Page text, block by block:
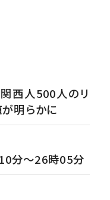
西人500人のリ
明らかに
分～26時05分